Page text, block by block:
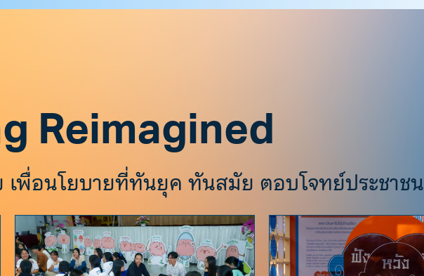
for:
Reimagined
เพื่อนโยบายที่ทันยุค ทันสมัย ตอบโจทย์ประชาชน